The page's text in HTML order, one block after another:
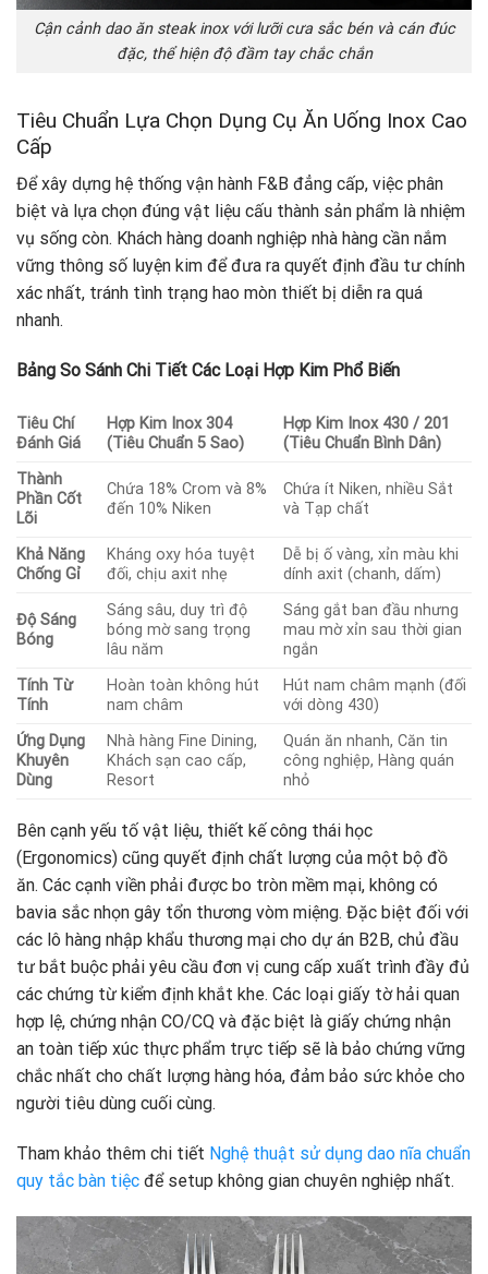
Cận cảnh dao ăn steak inox với lưỡi cưa sắc bén và cán đúc
đặc, thể hiện độ đầm tay chắc chắn
Tiêu Chuẩn Lựa Chọn Dụng Cụ Ăn Uống Inox Cao
Cấp
Để xây dựng hệ thống vận hành F&B đẳng cấp, việc phân
biệt và lựa chọn đúng vật liệu cấu thành sản phẩm là nhiệm
vụ sống còn. Khách hàng doanh nghiệp nhà hàng cần nắm
vững thông số luyện kim để đưa ra quyết định đầu tư chính
xác nhất, tránh tình trạng hao mòn thiết bị diễn ra quá
nhanh.
Bảng So Sánh Chi Tiết Các Loại Hợp Kim Phổ Biến
Tiêu Chí
Đánh Giá
Hợp Kim Inox 304
(Tiêu Chuẩn 5 Sao)
Hợp Kim Inox 430 / 201
(Tiêu Chuẩn Bình Dân)
Thành
Phần Cốt
Lõi
Chứa 18% Crom và 8%
đến 10% Niken
Chứa ít Niken, nhiều Sắt
và Tạp chất
Khả Năng
Chống Gỉ
Kháng oxy hóa tuyệt
đối, chịu axit nhẹ
Dễ bị ố vàng, xỉn màu khi
dính axit (chanh, dấm)
Độ Sáng
Bóng
Sáng sâu, duy trì độ
bóng mờ sang trọng
lâu năm
Sáng gắt ban đầu nhưng
mau mờ xỉn sau thời gian
ngắn
Tính Từ
Tính
Hoàn toàn không hút
nam châm
Hút nam châm mạnh (đối
với dòng 430)
Ứng Dụng
Khuyên
Dùng
Nhà hàng Fine Dining,
Khách sạn cao cấp,
Resort
Quán ăn nhanh, Căn tin
công nghiệp, Hàng quán
nhỏ
Bên cạnh yếu tố vật liệu, thiết kế công thái học
(Ergonomics) cũng quyết định chất lượng của một bộ đồ
ăn. Các cạnh viền phải được bo tròn mềm mại, không có
bavia sắc nhọn gây tổn thương vòm miệng. Đặc biệt đối với
các lô hàng nhập khẩu thương mại cho dự án B2B, chủ đầu
tư bắt buộc phải yêu cầu đơn vị cung cấp xuất trình đầy đủ
các chứng từ kiểm định khắt khe. Các loại giấy tờ hải quan
hợp lệ, chứng nhận CO/CQ và đặc biệt là giấy chứng nhận
an toàn tiếp xúc thực phẩm trực tiếp sẽ là bảo chứng vững
chắc nhất cho chất lượng hàng hóa, đảm bảo sức khỏe cho
người tiêu dùng cuối cùng.
Tham khảo thêm chi tiết Nghệ thuật sử dụng dao nĩa chuẩn
quy tắc bàn tiệc để setup không gian chuyên nghiệp nhất.